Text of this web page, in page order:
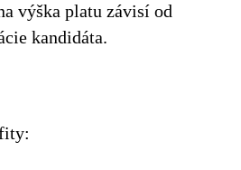
výška platu závisí od
kandidáta.